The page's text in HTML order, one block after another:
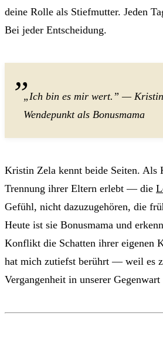
deine Rolle als Stiefmutter. Jeden
Bei jeder Entscheidung.
„Ich bin es mir wert.” —
Wendepunkt als Bonusmama
Kristin Zela kennt beide Seiten. Als
Trennung ihrer Eltern erlebt — die
Gefühl, nicht dazuzugehören, die
Heute ist sie Bonusmama und
Konflikt die Schatten ihrer eigenen
hat mich zutiefst berührt — weil es
Vergangenheit in unserer Gegenwart